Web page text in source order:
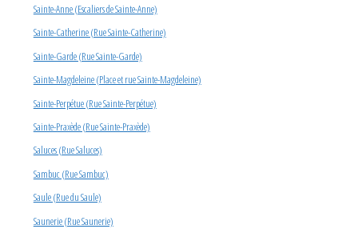
Sainte-Anne (Escaliers de Sainte-Anne)
Sainte-Catherine (Rue Sainte-Catherine)
Sainte-Garde (Rue Sainte-Garde)
Sainte-Magdeleine (Place et rue Sainte-Magdeleine)
Sainte-Perpétue (Rue Sainte-Perpétue)
Sainte-Praxède (Rue Sainte-Praxède)
Saluces (Rue Saluces)
Sambuc (Rue Sambuc)
Saule (Rue du Saule)
Saunerie (Rue Saunerie)